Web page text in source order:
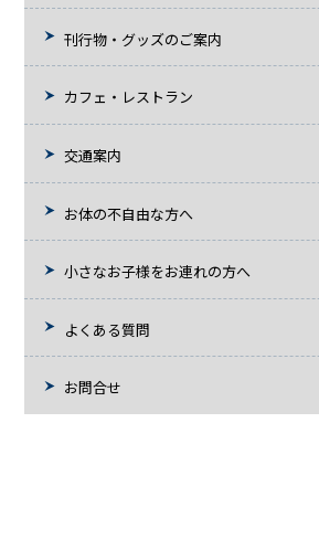
刊行物・グッズのご案内
カフェ・レストラン
交通案内
お体の不自由な方へ
小さなお子様をお連れの方へ
よくある質問
お問合せ